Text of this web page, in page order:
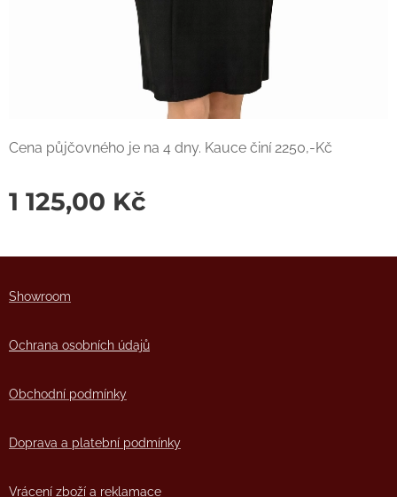
Cena půjčovného je na 4 dny. Kauce činí 2250,-Kč
1 125,00 Kč
Showroom
Ochrana osobních údajů
Obchodní podmínky
Doprava a platební podmínky
Vrácení zboží a reklamace